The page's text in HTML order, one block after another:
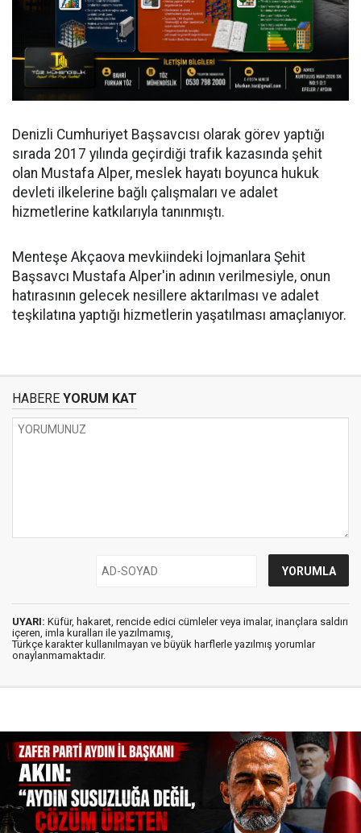
Denizli Cumhuriyet Başsavcısı olarak görev yaptığı
sırada 2017 yılında geçirdiği trafik kazasında şehit
olan Mustafa Alper, meslek hayatı boyunca hukuk
devleti ilkelerine bağlı çalışmaları ve adalet
hizmetlerine katkılarıyla tanınmıştı.
Menteşe Akçaova mevkiindeki lojmanlara Şehit
Başsavcı Mustafa Alper'in adının verilmesiyle, onun
hatırasının gelecek nesillere aktarılması ve adalet
teşkilatına yaptığı hizmetlerin yaşatılması amaçlanıyor.
HABERE YORUM KAT
UYARI: Küfür, hakaret, rencide edici cümleler veya imalar, inançlara saldırı
içeren, imla kuralları ile yazılmamış,
Türkçe karakter kullanılmayan ve büyük harflerle yazılmış yorumlar
onaylanmamaktadır.